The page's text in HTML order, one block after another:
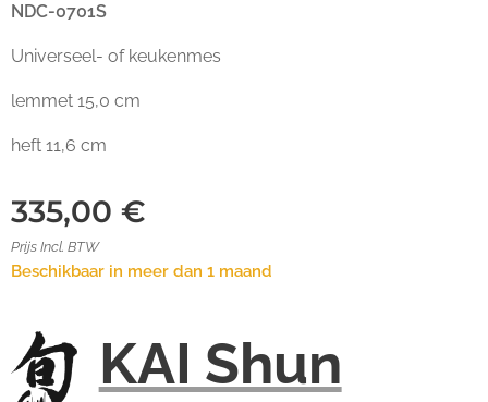
NDC-0701S
Universeel- of keukenmes
lemmet 15,0 cm
heft 11,6 cm
335,00 €
Prijs Incl. BTW
Beschikbaar in meer dan 1 maand
KAI Shun